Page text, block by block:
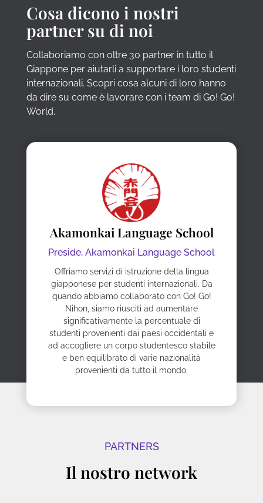
Cosa dicono i nostri
partner su di noi
Collaboriamo con oltre 30 partner in tutto il
Giappone per aiutarli a supportare i loro studenti
internazionali. Scopri cosa alcuni di loro hanno
da dire su come è lavorare con i team di Go! Go!
World.
Akamonkai Language School
Preside, Akamonkai Language School
Offriamo servizi di istruzione della lingua
giapponese per studenti internazionali. Da
quando abbiamo collaborato con Go! Go!
Nihon, siamo riusciti ad aumentare
significativamente la percentuale di
studenti provenienti dai paesi occidentali e
ad accogliere un corpo studentesco stabile
e ben equilibrato di varie nazionalità
provenienti da tutto il mondo.
PARTNERS
Il nostro network